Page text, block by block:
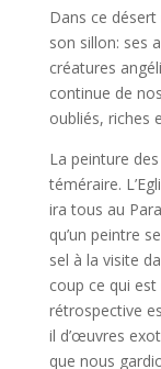
Dans ce
son sillon: ses
créatures
continue de
oubliés, riches
La peinture
téméraire.
ira tous au
qu’un peintre
sel à la visite
coup ce qui
rétrospective
il d’œuvres
que nous